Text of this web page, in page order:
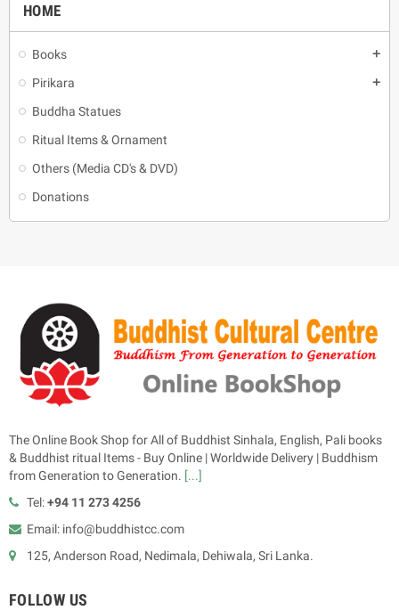
HOME
Books add
Pirikara add
Buddha Statues
Ritual Items & Ornament
Others (Media CD's & DVD)
Donations
The Online Book Shop for All of Buddhist Sinhala, English, Pali books
& Buddhist ritual Items - Buy Online | Worldwide Delivery | Buddhism
from Generation to Generation. [...]
Tel:+94 11 273 4256
Email: info@buddhistcc.com
125, Anderson Road, Nedimala, Dehiwala, Sri Lanka.
FOLLOW US